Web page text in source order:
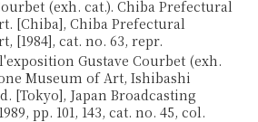
(exh. cat.). Chiba Prefectural
[Chiba], Chiba Prefectural
[1984], cat. no. 63, repr.
Gustave Courbet (exh.
Museum of Art, Ishibashi
[Tokyo], Japan Broadcasting
pp. 101, 143, cat. no. 45, col.